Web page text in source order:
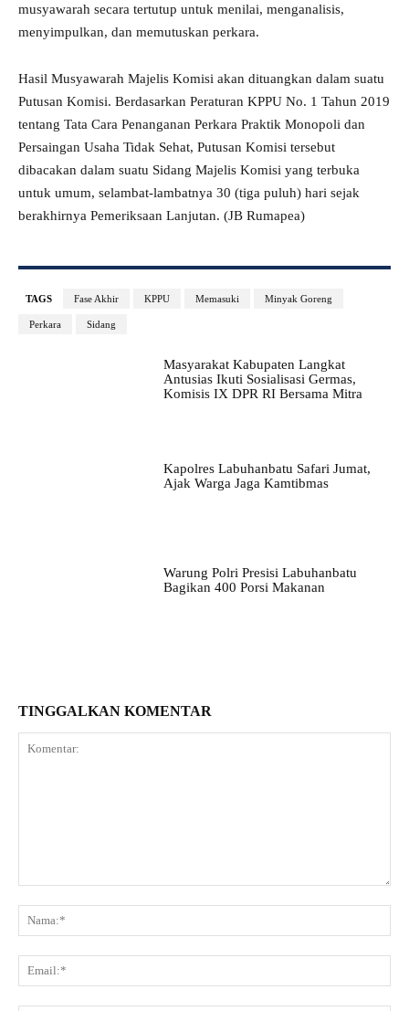
musyawarah secara tertutup untuk menilai, menganalisis,
menyimpulkan, dan memutuskan perkara.
Hasil Musyawarah Majelis Komisi akan dituangkan dalam suatu
Putusan Komisi. Berdasarkan Peraturan KPPU No. 1 Tahun 2019
tentang Tata Cara Penanganan Perkara Praktik Monopoli dan
Persaingan Usaha Tidak Sehat, Putusan Komisi tersebut
dibacakan dalam suatu Sidang Majelis Komisi yang terbuka
untuk umum, selambat-lambatnya 30 (tiga puluh) hari sejak
berakhirnya Pemeriksaan Lanjutan. (JB Rumapea)
TAGS Fase Akhir KPPU Memasuki Minyak Goreng
Perkara Sidang
Masyarakat Kabupaten Langkat
Antusias Ikuti Sosialisasi Germas,
Komisis IX DPR RI Bersama Mitra
Kapolres Labuhanbatu Safari Jumat,
Ajak Warga Jaga Kamtibmas
Warung Polri Presisi Labuhanbatu
Bagikan 400 Porsi Makanan
TINGGALKAN KOMENTAR